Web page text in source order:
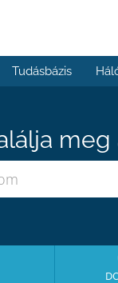
Tudásbázis